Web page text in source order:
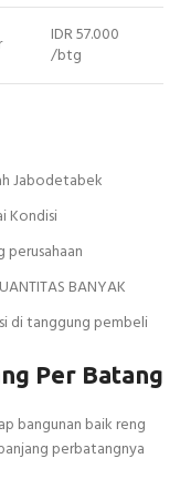
IDR 57.000
/btg
Jabodetabek
Kondisi
perusahaan
BANYAK
di tanggung pembeli
Per Batang
bangunan baik reng
perbatangnya